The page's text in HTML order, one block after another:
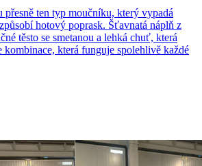
ten typ moučníku, který vypadá
hotový poprask. Šťavnatá náplň z
těsto se smetanou a lehká chuť, která
která funguje spolehlivě každé